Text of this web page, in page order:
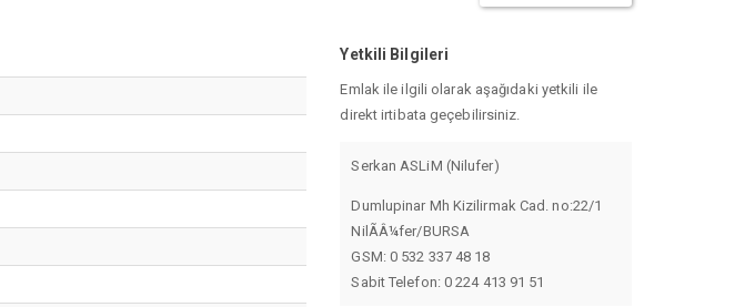
Yetkili Bilgileri
Emlak ile ilgili olarak aşağıdaki yetkili ile
direkt irtibata geçebilirsiniz.
Serkan ASLiM (Nilufer)
Dumlupinar Mh Kizilirmak Cad. no:22/1
NilÃÂ¼fer/BURSA
GSM: 0 532 337 48 18
Sabit Telefon: 0 224 413 91 51